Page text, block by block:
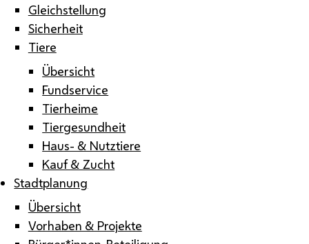
Gleichstellung
Sicherheit
Tiere
Übersicht
Fundservice
Tierheime
Tiergesundheit
Haus- & Nutztiere
Kauf & Zucht
Stadtplanung
Übersicht
Vorhaben & Projekte